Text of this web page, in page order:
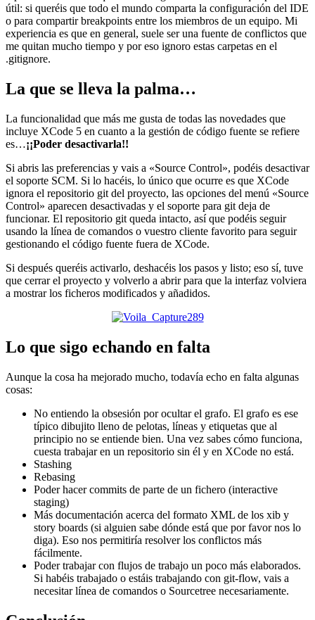
útil: si queréis que todo el mundo comparta la configuración del IDE
o para compartir breakpoints entre los miembros de un equipo. Mi
experiencia es que en general, suele ser una fuente de conflictos que
me quitan mucho tiempo y por eso ignoro estas carpetas en el
.gitignore.
La que se lleva la palma…
La funcionalidad que más me gusta de todas las novedades que
incluye XCode 5 en cuanto a la gestión de código fuente se refiere
es…¡¡Poder desactivarla!!
Si abris las preferencias y vais a «Source Control», podéis desactivar
el soporte SCM. Si lo hacéis, lo único que ocurre es que XCode
ignora el repositorio git del proyecto, las opciones del menú «Source
Control» aparecen desactivadas y el soporte para git deja de
funcionar. El repositorio git queda intacto, así que podéis seguir
usando la línea de comandos o vuestro cliente favorito para seguir
gestionando el código fuente fuera de XCode.
Si después queréis activarlo, deshacéis los pasos y listo; eso sí, tuve
que cerrar el proyecto y volverlo a abrir para que la interfaz volviera
a mostrar los ficheros modificados y añadidos.
Lo que sigo echando en falta
Aunque la cosa ha mejorado mucho, todavía echo en falta algunas
cosas:
No entiendo la obsesión por ocultar el grafo. El grafo es ese
típico dibujito lleno de pelotas, líneas y etiquetas que al
principio no se entiende bien. Una vez sabes cómo funciona,
cuesta trabajar en un repositorio sin él y en XCode no está.
Stashing
Rebasing
Poder hacer commits de parte de un fichero (interactive
staging)
Más documentación acerca del formato XML de los xib y
story boards (si alguien sabe dónde está que por favor nos lo
diga). Eso nos permitiría resolver los conflictos más
fácilmente.
Poder trabajar con flujos de trabajo un poco más elaborados.
Si habéis trabajado o estáis trabajando con git-flow, vais a
necesitar línea de comandos o Sourcetree necesariamente.